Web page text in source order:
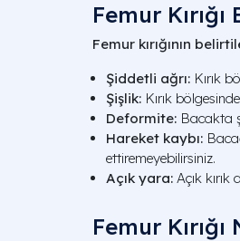
Femur
Femur kırığının
Şiddetli ağrı: Kırık
Şişlik: Kırık
Deformite: Bacakta
Hareket kaybı:
ettiremeyebilirsiniz.
Açık yara: Açık
Femur